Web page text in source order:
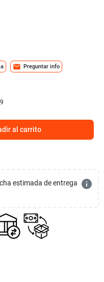
mail Preguntar info
al carrito
estimada de entrega info